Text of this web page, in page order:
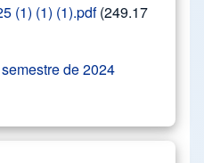
(1) (1) (1).pdf (249.17
de 2024